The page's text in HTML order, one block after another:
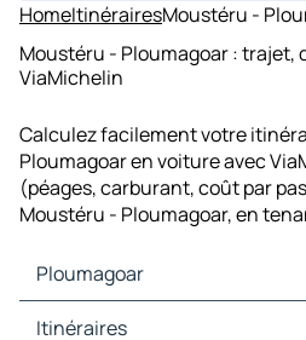
HomeItinérairesMoustéru -
Moustéru - Ploumagoar : trajet,
ViaMichelin
Calculez facilement votre
Ploumagoar en voiture avec
(péages, carburant, coût par
Moustéru - Ploumagoar, en
Ploumagoar
Ploumagoar Cartes et plans
Itinéraires